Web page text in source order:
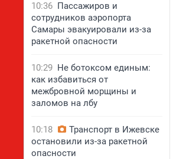
10:36 Пассажиров и
сотрудников аэропорта
Самары эвакуировали из-за
ракетной опасности
10:29 Не ботоксом единым:
как избавиться от
межбровной морщины и
заломов на лбу
10:18
Транспорт в Ижевске
остановили из-за ракетной
опасности